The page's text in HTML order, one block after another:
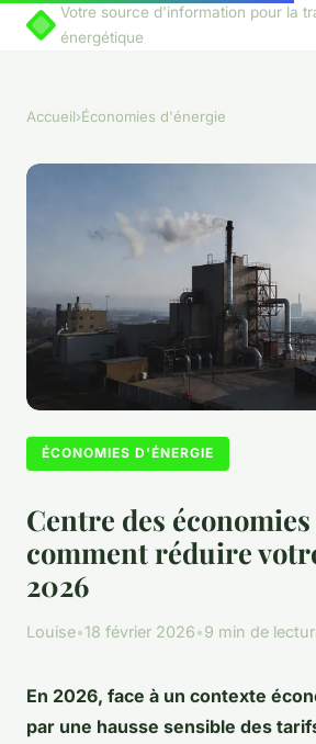
Votre source d'information pour la
énergétique
Accueil›Économies d'énergie
ÉCONOMIES D'ÉNERGIE
Centre des
comment réduire
2026
Louise•18 février 2026•9 min de
En 2026, face à un contexte
par une hausse sensible des